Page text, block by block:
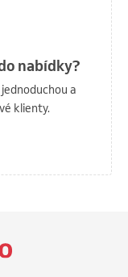
nabídky?
a
klienty.